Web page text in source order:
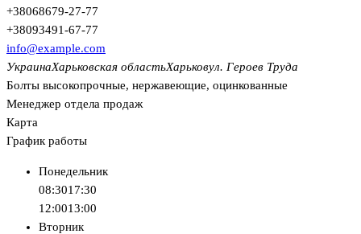
+38068679-27-77
+38093491-67-77
info@example.com
УкраинаХарьковская областьХарьковул. Героев Труда
Болты высокопрочные, нержавеющие, оцинкованные
Менеджер отдела продаж
Карта
График работы
Понедельник
08:3017:30
12:0013:00
Вторник